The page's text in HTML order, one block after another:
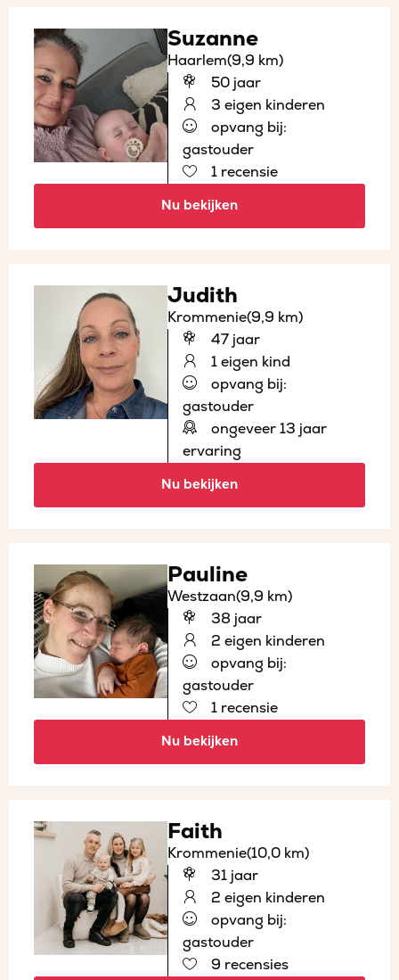
Suzanne
Haarlem(9,9 km)
50 jaar
3 eigen kinderen
opvang bij:
gastouder
1 recensie
Nu bekijken
Judith
Krommenie(9,9 km)
47 jaar
1 eigen kind
opvang bij:
gastouder
ongeveer 13 jaar
ervaring
Nu bekijken
Pauline
Westzaan(9,9 km)
38 jaar
2 eigen kinderen
opvang bij:
gastouder
1 recensie
Nu bekijken
Faith
Krommenie(10,0 km)
31 jaar
2 eigen kinderen
opvang bij:
gastouder
9 recensies